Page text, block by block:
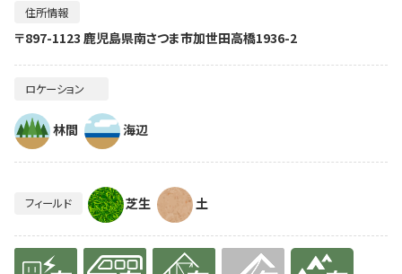
住所情報
〒897-1123 鹿児島県南さつま市加世田高橋1936-2
ロケーション
林間 海辺
フィールド 芝生 土
有り 有り 有り 有り